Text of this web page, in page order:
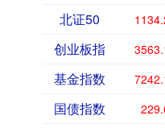
北证50
创业板指
基金指数
国债指数